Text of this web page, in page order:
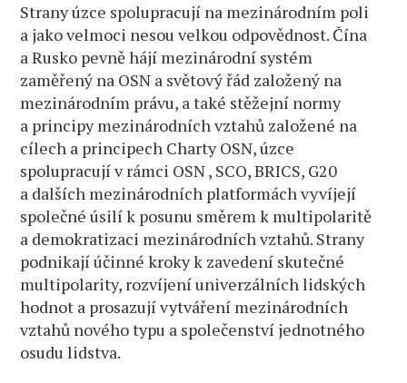
Strany úzce spolupracují na mezinárodním poli
a jako velmoci nesou velkou odpovědnost. Čína
a Rusko pevně hájí mezinárodní systém
zaměřený na OSN a světový řád založený na
mezinárodním právu, a také stěžejní normy
a principy mezinárodních vztahů založené na
cílech a principech Charty OSN, úzce
spolupracují v rámci OSN , SCO, BRICS, G20
a dalších mezinárodních platformách vyvíjejí
společné úsilí k posunu směrem k multipolaritě
a demokratizaci mezinárodních vztahů. Strany
podnikají účinné kroky k zavedení skutečné
multipolarity, rozvíjení univerzálních lidských
hodnot a prosazují vytváření mezinárodních
vztahů nového typu a společenství jednotného
osudu lidstva.